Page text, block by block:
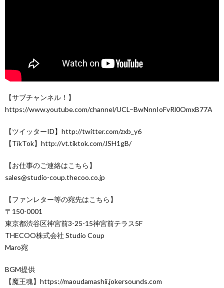
【サブチャンネル！】
https://www.youtube.com/channel/UCL–BwNnnIoFvRl0OmxB77A
【ツイッターID】http://twitter.com/zxb_y6
【TikTok】http://vt.tiktok.com/JSH1gB/
【お仕事のご連絡はこちら】
sales@studio-coup.thecoo.co.jp
【ファンレター等の宛先はこちら】
〒150-0001
東京都渋谷区神宮前3-25-15神宮前テラス5F
THECOO株式会社 Studio Coup
Maro宛
BGM提供
【魔王魂】https://maoudamashii.jokersounds.com